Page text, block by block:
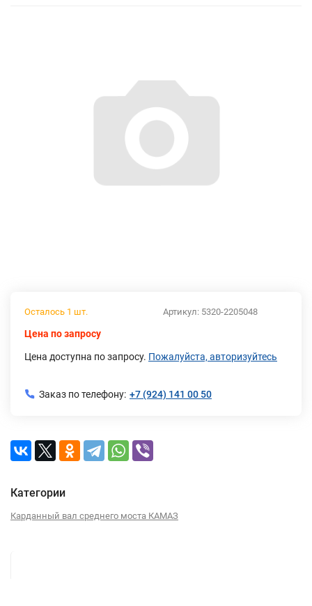
Артикул: 5320-2205048
Осталось 1 шт.
Цена по запросу
Цена доступна по запросу. Пожалуйста, авторизуйтесь
Заказ по телефону: +7 (924) 141 00 50
Категории
Карданный вал среднего моста КАМАЗ